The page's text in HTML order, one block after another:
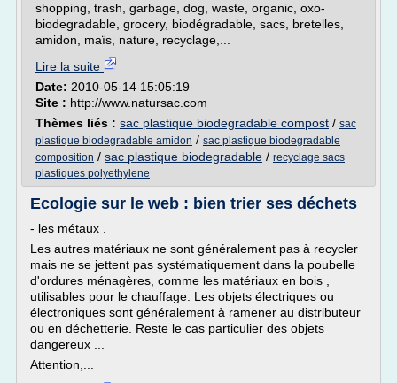
shopping, trash, garbage, dog, waste, organic, oxo-
biodegradable, grocery, biodégradable, sacs, bretelles,
amidon, maïs, nature, recyclage,...
Lire la suite
Date: 2010-05-14 15:05:19
Site : http://www.natursac.com
Thèmes liés : sac plastique biodegradable compost / sac
plastique biodegradable amidon / sac plastique biodegradable
composition / sac plastique biodegradable / recyclage sacs
plastiques polyethylene
Ecologie sur le web : bien trier ses déchets
- les métaux .
Les autres matériaux ne sont généralement pas à recycler
mais ne se jettent pas systématiquement dans la poubelle
d'ordures ménagères, comme les matériaux en bois ,
utilisables pour le chauffage. Les objets électriques ou
électroniques sont généralement à ramener au distributeur
ou en déchetterie. Reste le cas particulier des objets
dangereux ...
Attention,...